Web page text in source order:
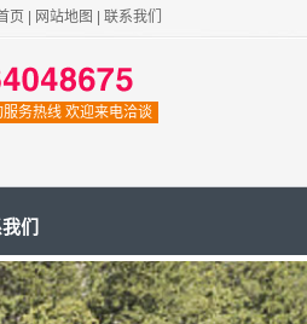
页 网站地图 联系我们
务热线 欢迎来电洽谈
们